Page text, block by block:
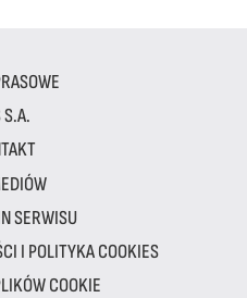
S.A.
SERWISU
I POLITYKA COOKIES
COOKIE